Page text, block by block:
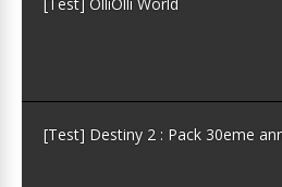
[Test] Destiny 2 : Pack 30eme